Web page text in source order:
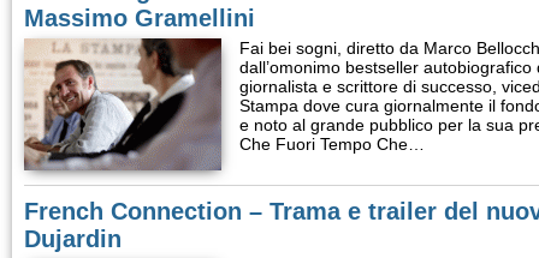
Massimo Gramellini
Fai bei sogni, diretto da Marco
dall’omonimo bestseller
giornalista e scrittore di successo,
Stampa dove cura giornalmente il
e noto al grande pubblico per la sua
Che Fuori Tempo Che…
French Connection – Trama e trailer del
Dujardin